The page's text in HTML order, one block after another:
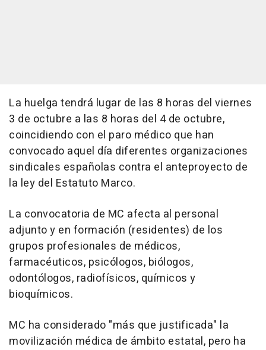
La huelga tendrá lugar de las 8 horas del viernes
3 de octubre a las 8 horas del 4 de octubre,
coincidiendo con el paro médico que han
convocado aquel día diferentes organizaciones
sindicales españolas contra el anteproyecto de
la ley del Estatuto Marco.
La convocatoria de MC afecta al personal
adjunto y en formación (residentes) de los
grupos profesionales de médicos,
farmacéuticos, psicólogos, biólogos,
odontólogos, radiofísicos, químicos y
bioquímicos.
MC ha considerado "más que justificada" la
movilización médica de ámbito estatal, pero ha